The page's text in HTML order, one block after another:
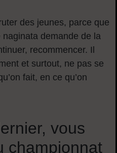
des jeunes, parce que
demande de la
recommencer. Il
et surtout, ne pas se
fait, en ce qu’on
vous
championnat